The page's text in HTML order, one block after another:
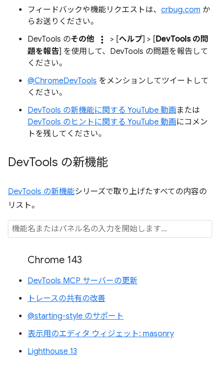
フィードバックや機能リクエストは、 crbug.com か
らお送りください。
DevTools のその他 more_vert > [ヘルプ] > [DevTools の問
題を報告] を使用して、DevTools の問題を報告して
ください。
@ChromeDevTools をメンションしてツイートして
ください。
DevTools の新機能に関する YouTube 動画 または
DevTools のヒントに関する YouTube 動画にコメン
トを残してください。
DevTools の新機能
DevTools の新機能シリーズで取り上げたすべての内容の
リスト。
Chrome 143
DevTools MCP サーバーの更新
トレースの共有の改善
@starting-style のサポート
表示用のエディタ ウィジェット: masonry
Lighthouse 13